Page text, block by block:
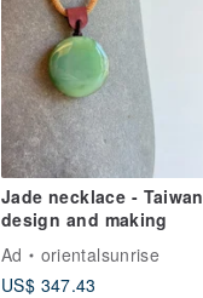
Jade necklace - Taiwan
design and making
Ad
orientalsunrise
US$ 347.43